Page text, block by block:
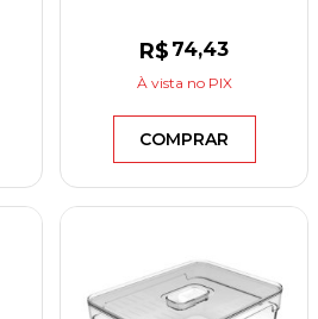
R$ 74,43
À vista no PIX
COMPRAR